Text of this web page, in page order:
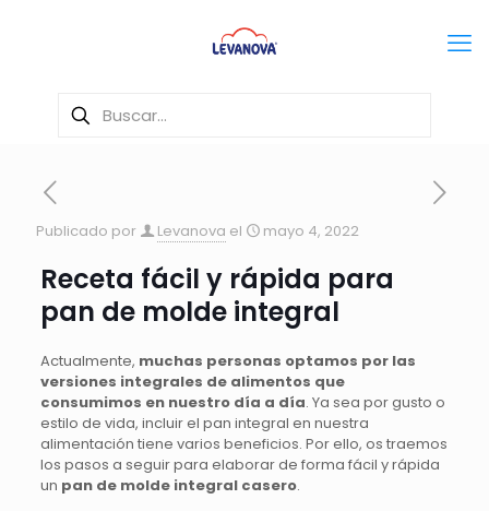
Publicado por Levanova el mayo 4, 2022
Receta fácil y rápida para
pan de molde integral
Actualmente, muchas personas optamos por las
versiones integrales de alimentos que
consumimos en nuestro día a día. Ya sea por gusto o
estilo de vida, incluir el pan integral en nuestra
alimentación tiene varios beneficios. Por ello, os traemos
los pasos a seguir para elaborar de forma fácil y rápida
un pan de molde integral casero.